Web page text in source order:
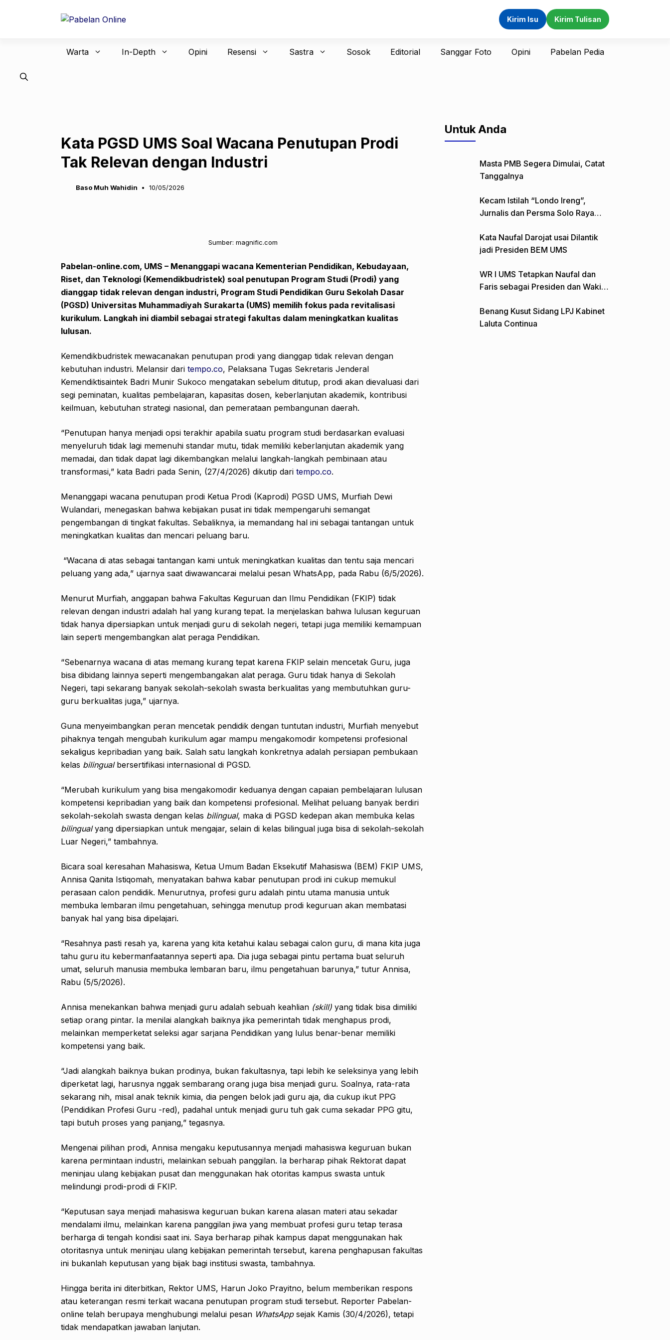
Kirim Isu Kirim Tulisan
Warta In-Depth Opini Resensi Sastra Sosok Editorial Sanggar Foto Opini Pabelan Pedia
Kata PGSD UMS Soal Wacana Penutupan Prodi
Tak Relevan dengan Industri
Baso Muh Wahidin 10/05/2026
Sumber: magnific.com
Pabelan-online.com, UMS – Menanggapi wacana Kementerian Pendidikan, Kebudayaan,
Riset, dan Teknologi (Kemendikbudristek) soal penutupan Program Studi (Prodi) yang
dianggap tidak relevan dengan industri, Program Studi Pendidikan Guru Sekolah Dasar
(PGSD) Universitas Muhammadiyah Surakarta (UMS) memilih fokus pada revitalisasi
kurikulum. Langkah ini diambil sebagai strategi fakultas dalam meningkatkan kualitas
lulusan.
Kemendikbudristek mewacanakan penutupan prodi yang dianggap tidak relevan dengan
kebutuhan industri. Melansir dari tempo.co, Pelaksana Tugas Sekretaris Jenderal
Kemendiktisaintek Badri Munir Sukoco mengatakan sebelum ditutup, prodi akan dievaluasi dari
segi peminatan, kualitas pembelajaran, kapasitas dosen, keberlanjutan akademik, kontribusi
keilmuan, kebutuhan strategi nasional, dan pemerataan pembangunan daerah.
“Penutupan hanya menjadi opsi terakhir apabila suatu program studi berdasarkan evaluasi
menyeluruh tidak lagi memenuhi standar mutu, tidak memiliki keberlanjutan akademik yang
memadai, dan tidak dapat lagi dikembangkan melalui langkah-langkah pembinaan atau
transformasi,” kata Badri pada Senin, (27/4/2026) dikutip dari tempo.co.
Menanggapi wacana penutupan prodi Ketua Prodi (Kaprodi) PGSD UMS, Murfiah Dewi
Wulandari, menegaskan bahwa kebijakan pusat ini tidak mempengaruhi semangat
pengembangan di tingkat fakultas. Sebaliknya, ia memandang hal ini sebagai tantangan untuk
meningkatkan kualitas dan mencari peluang baru.
“Wacana di atas sebagai tantangan kami untuk meningkatkan kualitas dan tentu saja mencari
peluang yang ada,” ujarnya saat diwawancarai melalui pesan WhatsApp, pada Rabu (6/5/2026).
Menurut Murfiah, anggapan bahwa Fakultas Keguruan dan Ilmu Pendidikan (FKIP) tidak
relevan dengan industri adalah hal yang kurang tepat. Ia menjelaskan bahwa lulusan keguruan
tidak hanya dipersiapkan untuk menjadi guru di sekolah negeri, tetapi juga memiliki kemampuan
lain seperti mengembangkan alat peraga Pendidikan.
“Sebenarnya wacana di atas memang kurang tepat karena FKIP selain mencetak Guru, juga
bisa dibidang lainnya seperti mengembangakan alat peraga. Guru tidak hanya di Sekolah
Negeri, tapi sekarang banyak sekolah-sekolah swasta berkualitas yang membutuhkan guru-
guru berkualitas juga,” ujarnya.
Guna menyeimbangkan peran mencetak pendidik dengan tuntutan industri, Murfiah menyebut
pihaknya tengah mengubah kurikulum agar mampu mengakomodir kompetensi profesional
sekaligus kepribadian yang baik. Salah satu langkah konkretnya adalah persiapan pembukaan
kelas bilingual bersertifikasi internasional di PGSD.
“Merubah kurikulum yang bisa mengakomodir keduanya dengan capaian pembelajaran lulusan
kompetensi kepribadian yang baik dan kompetensi profesional. Melihat peluang banyak berdiri
sekolah-sekolah swasta dengan kelas bilingual, maka di PGSD kedepan akan membuka kelas
bilingualyang dipersiapkan untuk mengajar, selain di kelas bilingual juga bisa di sekolah-sekolah
Luar Negeri,” tambahnya.
Bicara soal keresahan Mahasiswa, Ketua Umum Badan Eksekutif Mahasiswa (BEM) FKIP UMS,
Annisa Qanita Istiqomah, menyatakan bahwa kabar penutupan prodi ini cukup memukul
perasaan calon pendidik. Menurutnya, profesi guru adalah pintu utama manusia untuk
membuka lembaran ilmu pengetahuan, sehingga menutup prodi keguruan akan membatasi
banyak hal yang bisa dipelajari.
“Resahnya pasti resah ya, karena yang kita ketahui kalau sebagai calon guru, di mana kita juga
tahu guru itu kebermanfaatannya seperti apa. Dia juga sebagai pintu pertama buat seluruh
umat, seluruh manusia membuka lembaran baru, ilmu pengetahuan barunya,” tutur Annisa,
Rabu (5/5/2026).
Annisa menekankan bahwa menjadi guru adalah sebuah keahlian (skill) yang tidak bisa dimiliki
setiap orang pintar. Ia menilai alangkah baiknya jika pemerintah tidak menghapus prodi,
melainkan memperketat seleksi agar sarjana Pendidikan yang lulus benar-benar memiliki
kompetensi yang baik.
“Jadi alangkah baiknya bukan prodinya, bukan fakultasnya, tapi lebih ke seleksinya yang lebih
diperketat lagi, harusnya nggak sembarang orang juga bisa menjadi guru. Soalnya, rata-rata
sekarang nih, misal anak teknik kimia, dia pengen belok jadi guru aja, dia cukup ikut PPG
(Pendidikan Profesi Guru -red), padahal untuk menjadi guru tuh gak cuma sekadar PPG gitu,
tapi butuh proses yang panjang,” tegasnya.
Mengenai pilihan prodi, Annisa mengaku keputusannya menjadi mahasiswa keguruan bukan
karena permintaan industri, melainkan sebuah panggilan. Ia berharap pihak Rektorat dapat
meninjau ulang kebijakan pusat dan menggunakan hak otoritas kampus swasta untuk
melindungi prodi-prodi di FKIP.
“Keputusan saya menjadi mahasiswa keguruan bukan karena alasan materi atau sekadar
mendalami ilmu, melainkan karena panggilan jiwa yang membuat profesi guru tetap terasa
berharga di tengah kondisi saat ini. Saya berharap pihak kampus dapat menggunakan hak
otoritasnya untuk meninjau ulang kebijakan pemerintah tersebut, karena penghapusan fakultas
ini bukanlah keputusan yang bijak bagi institusi swasta, tambahnya.
Hingga berita ini diterbitkan, Rektor UMS, Harun Joko Prayitno, belum memberikan respons
atau keterangan resmi terkait wacana penutupan program studi tersebut. Reporter Pabelan-
online telah berupaya menghubungi melalui pesan WhatsAppsejak Kamis (30/4/2026), tetapi
tidak mendapatkan jawaban lanjutan.
Untuk Anda
Masta PMB Segera Dimulai, Catat
Tanggalnya
Kecam Istilah “Londo Ireng”,
Jurnalis dan Persma Solo Raya
Kata Naufal Darojat usai Dilantik
jadi Presiden BEM UMS
WR I UMS Tetapkan Naufal dan
Faris sebagai Presiden dan Wakil
Benang Kusut Sidang LPJ Kabinet
Laluta Continua